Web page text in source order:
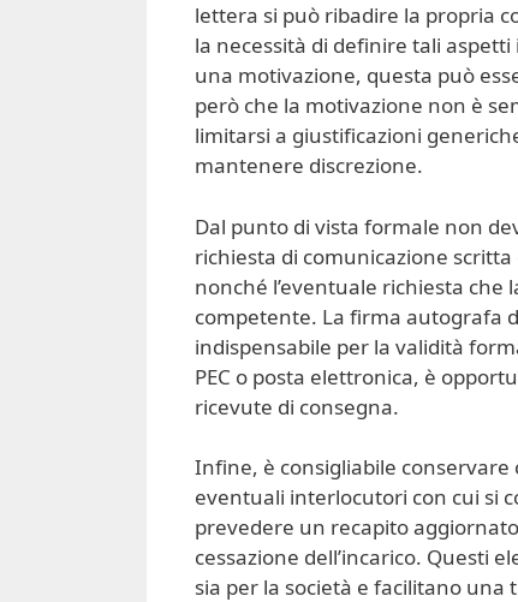
lettera si può ribadire la propria
la necessità di definire tali
una motivazione, questa può
però che la motivazione non è
limitarsi a giustificazioni
mantenere discrezione.
Dal punto di vista formale non
richiesta di comunicazione
nonché l’eventuale richiesta che
competente. La firma autografa
indispensabile per la validità
PEC o posta elettronica, è
ricevute di consegna.
Infine, è consigliabile
eventuali interlocutori con cui si
prevedere un recapito
cessazione dell’incarico. Questi
sia per la società e facilitano